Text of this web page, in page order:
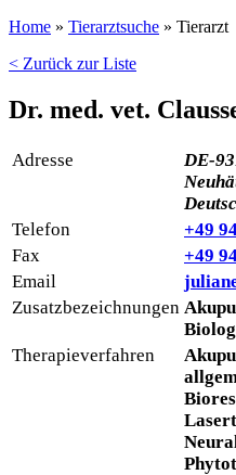
Home » Tierarztsuche » Tierarzt
< Zurück zur Liste
Dr. med. vet.
Adresse
DE-
Telefon
+49
Fax
+49
Email
Zusatzbezeichnungen
Therapieverfahren